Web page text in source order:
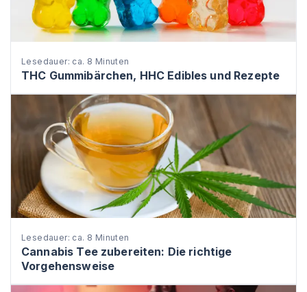
Lesedauer: ca. 8 Minuten
THC Gummibärchen, HHC Edibles und Rezepte
Lesedauer: ca. 8 Minuten
Cannabis Tee zubereiten: Die richtige
Vorgehensweise